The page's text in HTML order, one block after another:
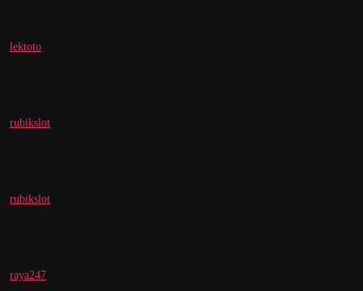
lektoto
rubikslot
rubikslot
raya247